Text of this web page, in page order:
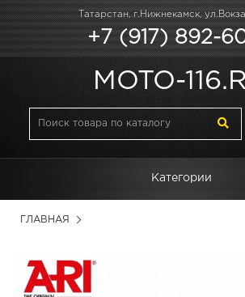
Татарстан, г.Нижнекамск,
+7 (917) 892-
MOTO-
Категории
ГЛАВНАЯ